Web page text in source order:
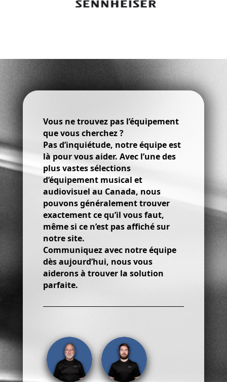
Vous ne trouvez pas l’équipement
que vous cherchez ?
Pas d’inquiétude, notre équipe est
là pour vous aider. Avec l’une des
plus vastes sélections
d’équipement musical et
audiovisuel au Canada, nous
pouvons généralement trouver
exactement ce qu’il vous faut,
même si ce n’est pas affiché sur
notre site.
Communiquez avec notre équipe
dès aujourd’hui, nous vous
aiderons à trouver la solution
parfaite.